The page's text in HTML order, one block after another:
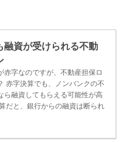
融資が受けられる不動
赤字なのですが、不動産担保ロ
赤字決算でも、ノンバンクの不
ら融資してもらえる可能性が高
だと、銀行からの融資は断られ